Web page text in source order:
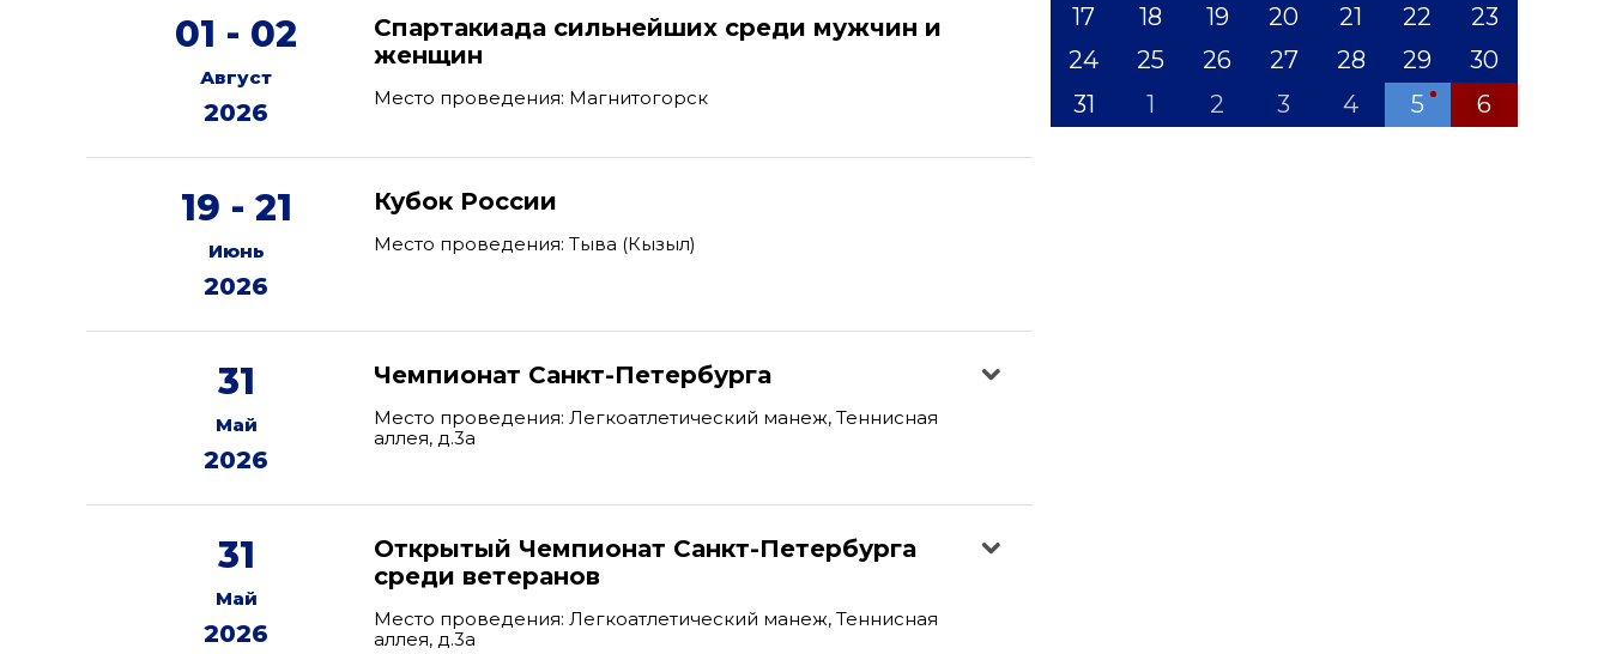
01 - 02
Август
2026
Спартакиада сильнейших среди мужчин и
женщин
Место проведения: Магнитогорск
19 - 21
Июнь
2026
Кубок России
Место проведения: Тыва (Кызыл)
31
Май
2026
Чемпионат Санкт-Петербурга
Место проведения: Легкоатлетический манеж, Теннисная
аллея, д.3а
31
Май
2026
Открытый Чемпионат Санкт-Петербурга
среди ветеранов
Место проведения: Легкоатлетический манеж, Теннисная
аллея, д.3а
17
18 19 20 21 22
23
24
25 26 27 28 29
30
31
1 2 3 4 5 6